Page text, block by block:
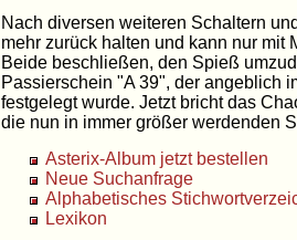
Nach diversen weiteren Schaltern
mehr zurück halten und kann nur mit
Beide beschließen, den Spieß
Passierschein "A 39", der angeblich
festgelegt wurde. Jetzt bricht das
die nun in immer größer werdenden
Asterix-Album jetzt bestellen
Neue Suchanfrage
Alphabetisches
Lexikon